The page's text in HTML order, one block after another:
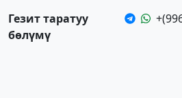
Гезит таратуу
бөлүмү